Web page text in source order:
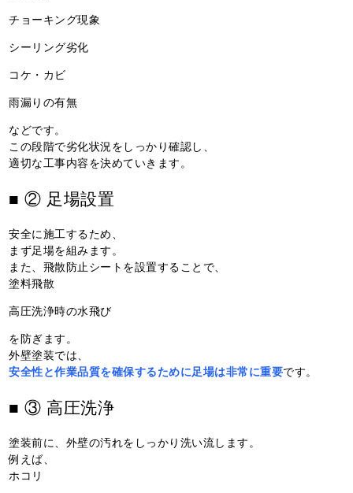
チョーキング現象
シーリング劣化
コケ・カビ
雨漏りの有無
などです。
この段階で劣化状況をしっかり確認し、
適切な工事内容を決めていきます。
■ ② 足場設置
安全に施工するため、
まず足場を組みます。
また、飛散防止シートを設置することで、
塗料飛散
高圧洗浄時の水飛び
を防ぎます。
外壁塗装では、
安全性と作業品質を確保するために足場は非常に重要です。
■ ③ 高圧洗浄
塗装前に、外壁の汚れをしっかり洗い流します。
例えば、
ホコリ